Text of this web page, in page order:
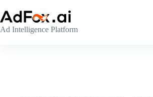
至
内
Ad Intelligence Platform